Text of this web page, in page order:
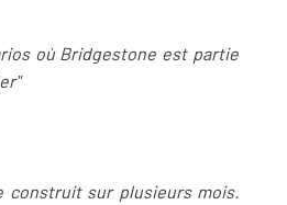
où Bridgestone est partie
construit sur plusieurs mois.